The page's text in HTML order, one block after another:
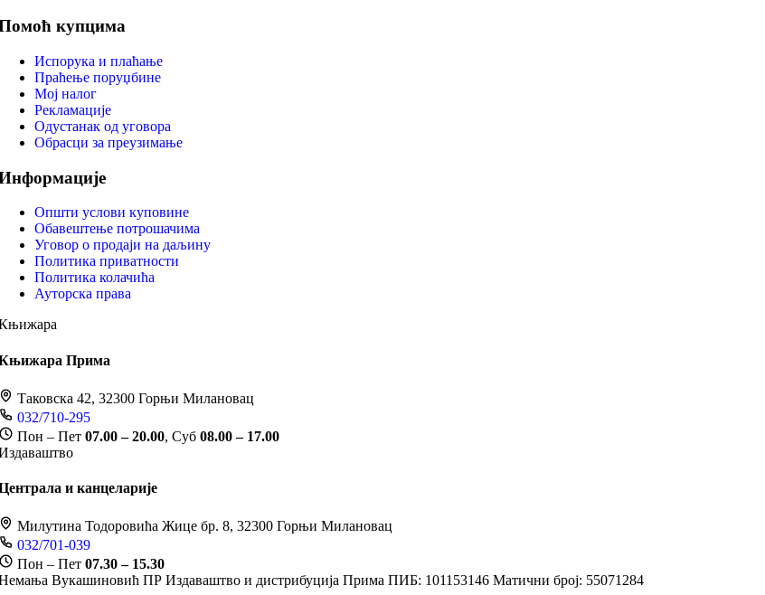
купцима
Испорука и плаћање
Праћење поруџбине
Мој налог
Рекламације
Одустанак од уговора
Обрасци за преузимање
Општи услови куповине
Обавештење потрошачима
Уговор о продаји на даљину
Политика приватности
Политика колачића
Ауторска права
Прима
Таковска 42, 32300 Горњи Милановац
032/710-295
Пон – Пет 07.00 – 20.00, Суб 08.00 – 17.00
и канцеларије
Милутина Тодоровића Жице бр. 8, 32300 Горњи Милановац
032/701-039
Пон – Пет 07.30 – 15.30
Вукашиновић ПР Издаваштво и дистрибуција Прима ПИБ: 101153146 Матични број: 55071284